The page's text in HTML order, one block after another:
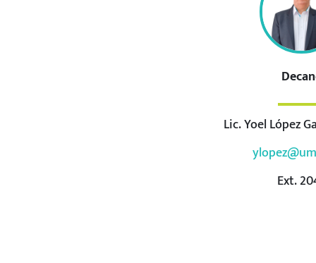
Lic. Yoel López
Ext.